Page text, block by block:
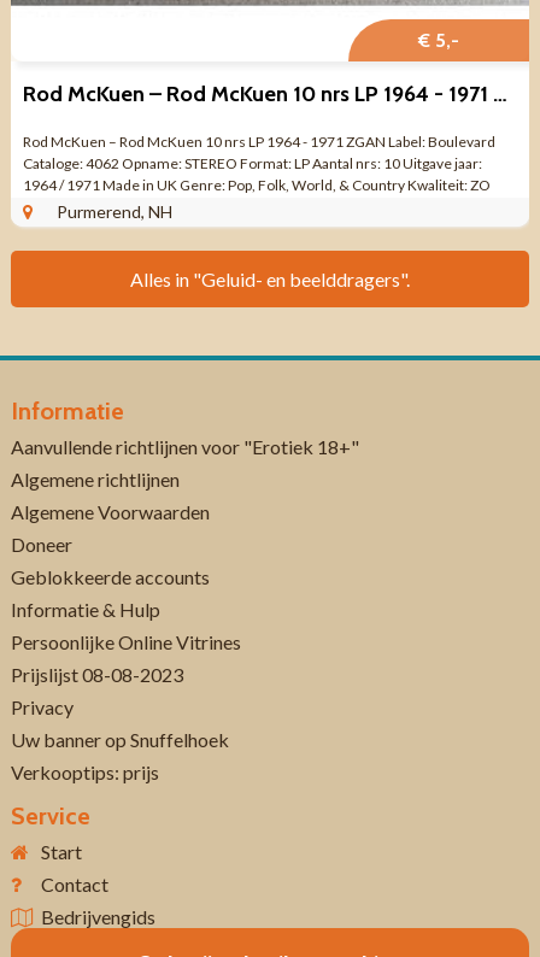
€ 5,-
Rod McKuen – Rod McKuen 10 nrs LP 1964 - 1971 ZGAN
Rod McKuen – Rod McKuen 10 nrs LP 1964 - 1971 ZGAN Label: Boulevard
Cataloge: 4062 Opname: STEREO Format: LP Aantal nrs: 10 Uitgave jaar:
1964 / 1971 Made in UK Genre: Pop, Folk, World, & Country Kwaliteit: ZO
GOED ALS ...
Purmerend, NH
Alles in "Geluid- en beelddragers".
Informatie
Aanvullende richtlijnen voor "Erotiek 18+"
Algemene richtlijnen
Algemene Voorwaarden
Doneer
Geblokkeerde accounts
Informatie & Hulp
Persoonlijke Online Vitrines
Prijslijst 08-08-2023
Privacy
Uw banner op Snuffelhoek
Verkooptips: prijs
Service
Start
Contact
Bedrijvengids